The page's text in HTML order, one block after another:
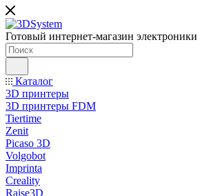
Готовый интернет-магазин электроники
Каталог
3D принтеры
3D принтеры FDM
Tiertime
Zenit
Picaso 3D
Volgobot
Imprinta
Creality
Raise3D